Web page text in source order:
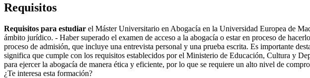
Requisitos
Requisitos para estudiar el Máster Universitario en Abogacía en la Universidad Europea de
ámbito jurídico. - Haber superado el examen de acceso a la abogacía o estar en proceso de
proceso de admisión, que incluye una entrevista personal y una prueba escrita. Es importante
significa que cumple con los requisitos establecidos por el Ministerio de Educación, Cultura y
para ejercer la abogacía de manera ética y eficiente, por lo que se requiere un alto nivel de
¿Te interesa esta formación?